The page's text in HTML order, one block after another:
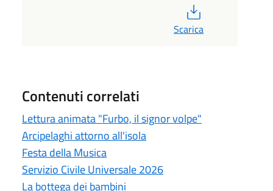
Scarica
Contenuti correlati
Lettura animata "Furbo, il signor volpe"
Arcipelaghi attorno all'isola
Festa della Musica
Servizio Civile Universale 2026
La bottega dei bambini